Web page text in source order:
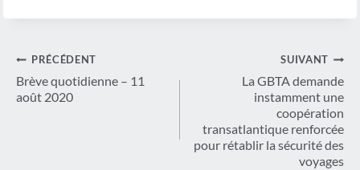
Navigation
de
l’article
PRÉCÉDENT
Brève quotidienne – 11
août 2020
SUIVANT
La GBTA demande
instamment une
coopération
transatlantique renforcée
pour rétablir la sécurité des
voyages